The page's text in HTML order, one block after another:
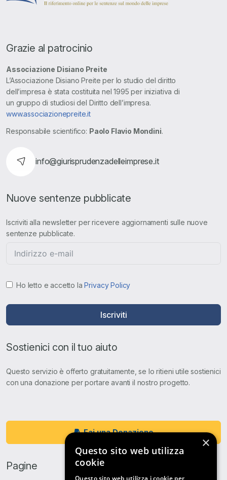
Grazie al patrocinio
Associazione Disiano Preite
L’Associazione Disiano Preite per lo studio del diritto
dell’impresa è stata costituita nel 1995 per iniziativa di
un gruppo di studiosi del Diritto dell’impresa.
www.associazionepreite.it
Responsabile scientifico: Paolo Flavio Mondini.
info@giurisprudenzadelleimprese.it
Nuove sentenze pubblicate
Iscriviti alla newsletter per ricevere aggiornamenti sulle nuove
sentenze pubblicate.
Ho letto e accetto laPrivacy Policy
Iscriviti
Sostienici con il tuo aiuto
Questo servizio è offerto gratuitamente, se lo ritieni utile sostienici
con una donazione per portare avanti il nostro progetto.
Fai una Donazione
Pagine
×
Questo sito web utilizza
cookie
Questo sito web utilizza i cookie per